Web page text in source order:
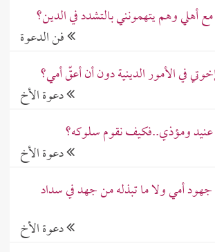
أهلي وهم يتهمونني بالتشدد في الدين؟
فن الدعوة
في الأمور الدينية دون أن أعقّ أمي؟
دعوة الأخ
ومؤذي..فكيف نقوم سلوكه؟
دعوة الأخ
أمي ولا ما تبذله من جهد في سداد
دعوة الأخ